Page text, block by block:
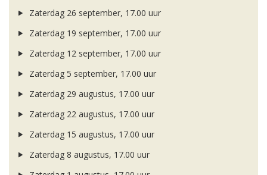
Zaterdag 26 september, 17.00 uur
Zaterdag 19 september, 17.00 uur
Zaterdag 12 september, 17.00 uur
Zaterdag 5 september, 17.00 uur
Zaterdag 29 augustus, 17.00 uur
Zaterdag 22 augustus, 17.00 uur
Zaterdag 15 augustus, 17.00 uur
Zaterdag 8 augustus, 17.00 uur